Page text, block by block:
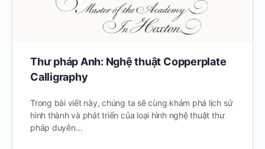
Thư pháp Anh: Nghệ thuật Copperplate
Calligraphy
Trong bài viết này, chúng ta sẽ cùng khám phá lịch sử
hình thành và phát triển của loại hình nghệ thuật thư
pháp duyên…